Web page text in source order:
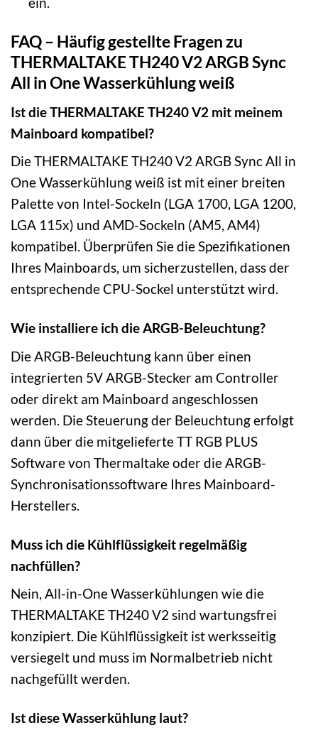
FAQ – Häufig gestellte Fragen zu
THERMALTAKE TH240 V2 ARGB Sync
All in One Wasserkühlung weiß
Ist die THERMALTAKE TH240 V2 mit meinem
Mainboard kompatibel?
Die THERMALTAKE TH240 V2 ARGB Sync All in
One Wasserkühlung weiß ist mit einer breiten
Palette von Intel-Sockeln (LGA 1700, LGA 1200,
LGA 115x) und AMD-Sockeln (AM5, AM4)
kompatibel. Überprüfen Sie die Spezifikationen
Ihres Mainboards, um sicherzustellen, dass der
entsprechende CPU-Sockel unterstützt wird.
Wie installiere ich die ARGB-Beleuchtung?
Die ARGB-Beleuchtung kann über einen
integrierten 5V ARGB-Stecker am Controller
oder direkt am Mainboard angeschlossen
werden. Die Steuerung der Beleuchtung erfolgt
dann über die mitgelieferte TT RGB PLUS
Software von Thermaltake oder die ARGB-
Synchronisationssoftware Ihres Mainboard-
Herstellers.
Muss ich die Kühlflüssigkeit regelmäßig
nachfüllen?
Nein, All-in-One Wasserkühlungen wie die
THERMALTAKE TH240 V2 sind wartungsfrei
konzipiert. Die Kühlflüssigkeit ist werksseitig
versiegelt und muss im Normalbetrieb nicht
nachgefüllt werden.
Ist diese Wasserkühlung laut?